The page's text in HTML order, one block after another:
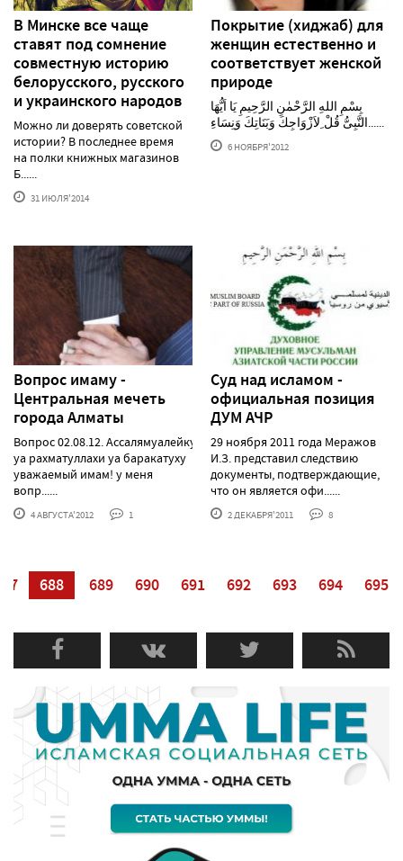
В Минске все чаще
ставят под сомнение
совместную историю
белорусского, русского
и украинского народов
Можно ли доверять советской
истории? В последнее время
на полки книжных магазинов
Б......
31 ИЮЛЯ'2014
Покрытие (хиджаб) для
женщин естественно и
соответствует женской
природе
بِسْمِ اللهِ الرَّحْمٰنِ الرَّحِيمِ يَا اَيُّهَا
النَّبِىُّ قُلْ ِلاَزْوَاجِكَ وَبَنَاتِكَ وَنِسَاءِ......
6 НОЯБРЯ'2012
Вопрос имаму -
Центральная мечеть
города Алматы
Вопрос 02.08.12. Ассалямуалейкум
уа рахматуллахи уа баракатуху
уважаемый имам! у меня
вопр......
4 АВГУСТА'2012 1
Суд над исламом -
официальная позиция
ДУМ АЧР
29 ноября 2011 года Меражов
И.З. представил следствию
документы, подтверждающие,
что он является офи......
2 ДЕКАБРЯ'2011 8
688 689 690 691 692 693 694 695